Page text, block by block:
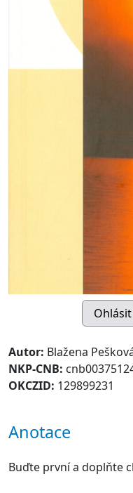
Autor: Blažena
NKP-CNB:
OKCZID: 129899231
Anotace
Buďte první a doplňte